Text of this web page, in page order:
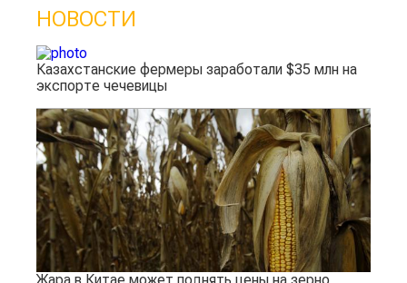
НОВОСТИ
Казахстанские фермеры заработали $35 млн на
экспорте чечевицы